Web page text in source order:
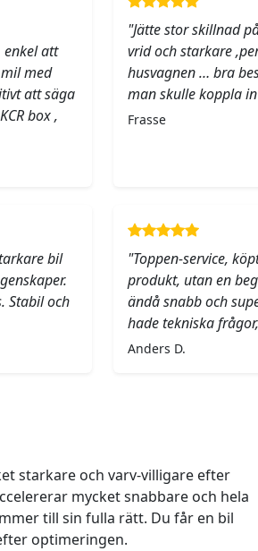
enkel att
med
att säga
box ,
"Jätte stor skillnad
vrid och starkare
husvagnen … bra
man skulle koppla
Frasse
bil
Stabil och
"Toppen-service,
produkt, utan en
ändå snabb och
hade tekniska
Anders D.
starkare och varv-villigare efter
mycket snabbare och hela
till sin fulla rätt. Du får en bil
optimeringen.